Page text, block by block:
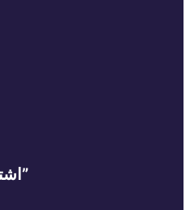
اشترك في النشرة الإخبارية”